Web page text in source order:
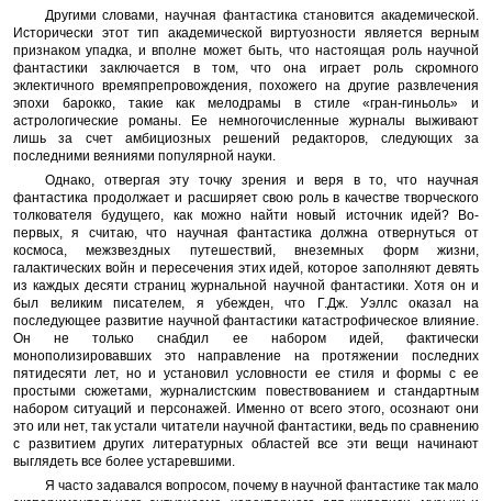
Другими словами, научная фантастика становится академической.
Исторически этот тип академической виртуозности является верным
признаком упадка, и вполне может быть, что настоящая роль научной
фантастики заключается в том, что она играет роль скромного
эклектичного времяпрепровождения, похожего на другие развлечения
эпохи барокко, такие как мелодрамы в стиле «гран-гиньоль» и
астрологические романы. Ее немногочисленные журналы выживают
лишь за счет амбициозных решений редакторов, следующих за
последними веяниями популярной науки.
Однако, отвергая эту точку зрения и веря в то, что научная
фантастика продолжает и расширяет свою роль в качестве творческого
толкователя будущего, как можно найти новый источник идей? Во-
первых, я считаю, что научная фантастика должна отвернуться от
космоса, межзвездных путешествий, внеземных форм жизни,
галактических войн и пересечения этих идей, которое заполняют девять
из каждых десяти страниц журнальной научной фантастики. Хотя он и
был великим писателем, я убежден, что Г.Дж. Уэллс оказал на
последующее развитие научной фантастики катастрофическое влияние.
Он не только снабдил ее набором идей, фактически
монополизировавших это направление на протяжении последних
пятидесяти лет, но и установил условности ее стиля и формы с ее
простыми сюжетами, журналистским повествованием и стандартным
набором ситуаций и персонажей. Именно от всего этого, осознают они
это или нет, так устали читатели научной фантастики, ведь по сравнению
с развитием других литературных областей все эти вещи начинают
выглядеть все более устаревшими.
Я часто задавался вопросом, почему в научной фантастике так мало